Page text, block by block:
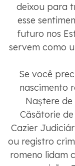
deixou para
esse
futuro nos
servem como
Se você
nascimento
Naștere
Căsătorie
Cazier
ou registro
romeno lidam